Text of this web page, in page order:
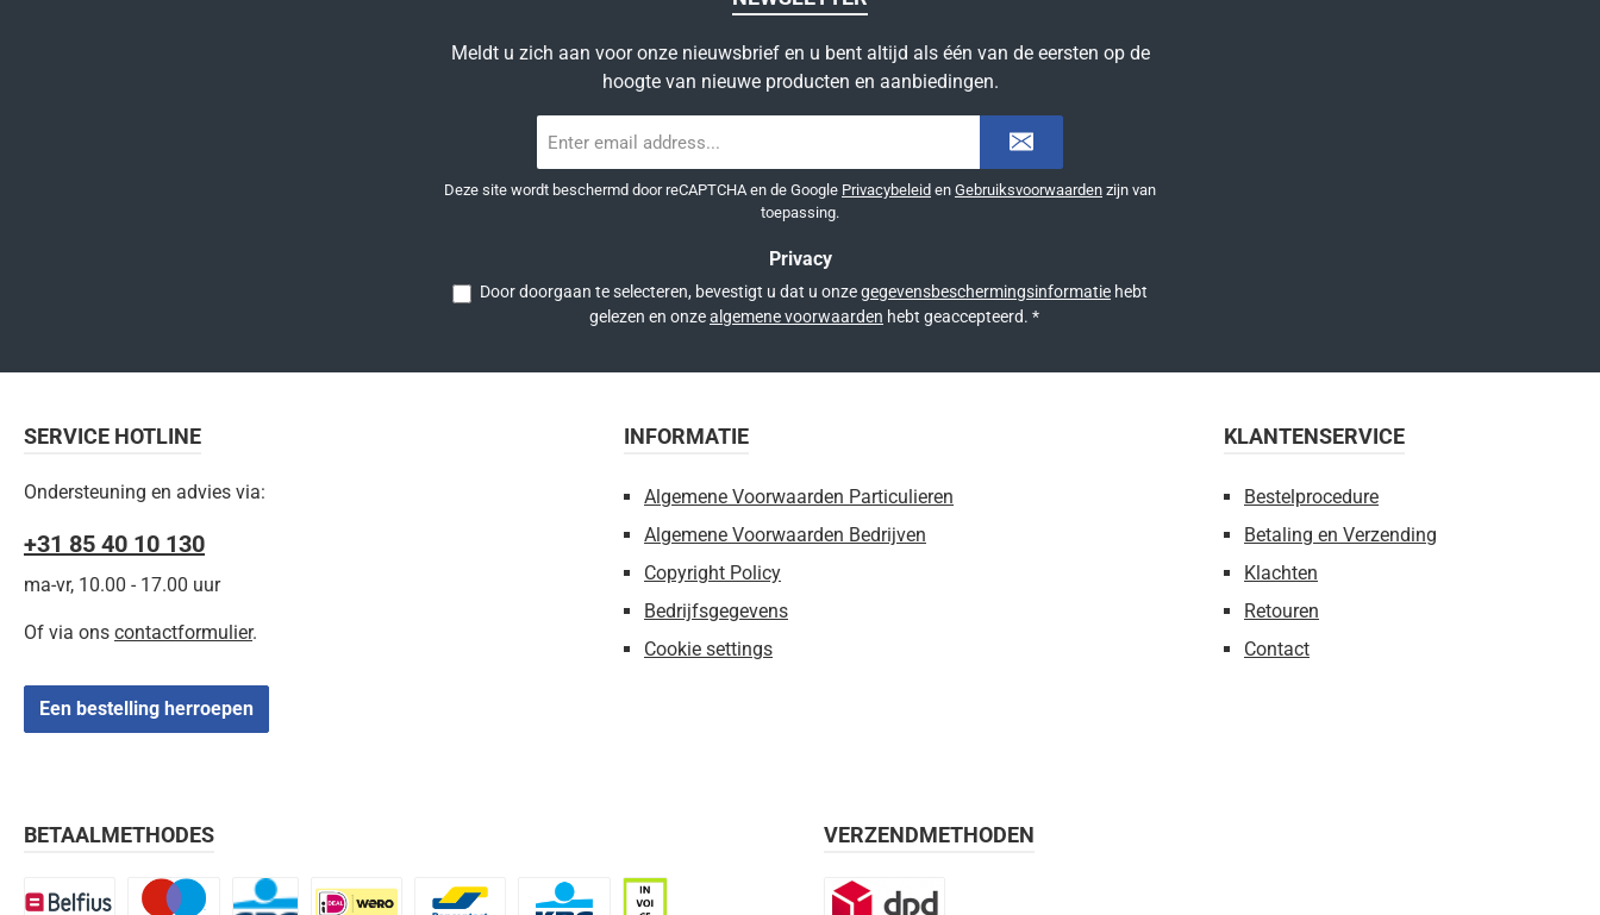
Meldt u zich aan voor onze nieuwsbrief en u bent altijd als één van de eersten op de
hoogte van nieuwe producten en aanbiedingen.
mailadres
Deze site wordt beschermd door reCAPTCHA en de Google Privacybeleid en Gebruiksvoorwaarden zijn van
toepassing.
Privacy
Door doorgaan te selecteren, bevestigt u dat u onzegegevensbeschermingsinformatie hebt
gelezen en onzealgemene voorwaarden hebt geaccepteerd. *
SERVICE HOTLINE
Ondersteuning en advies via:
+31 85 40 10 130
ma-vr, 10.00 - 17.00 uur
Of via ons contactformulier.
Een bestelling herroepen
INFORMATIE
Algemene Voorwaarden Particulieren
Algemene Voorwaarden Bedrijven
Copyright Policy
Bedrijfsgegevens
Cookie settings
KLANTENSERVICE
Bestelprocedure
Betaling en Verzending
Klachten
Retouren
Contact
BETAALMETHODES VERZENDMETHODEN